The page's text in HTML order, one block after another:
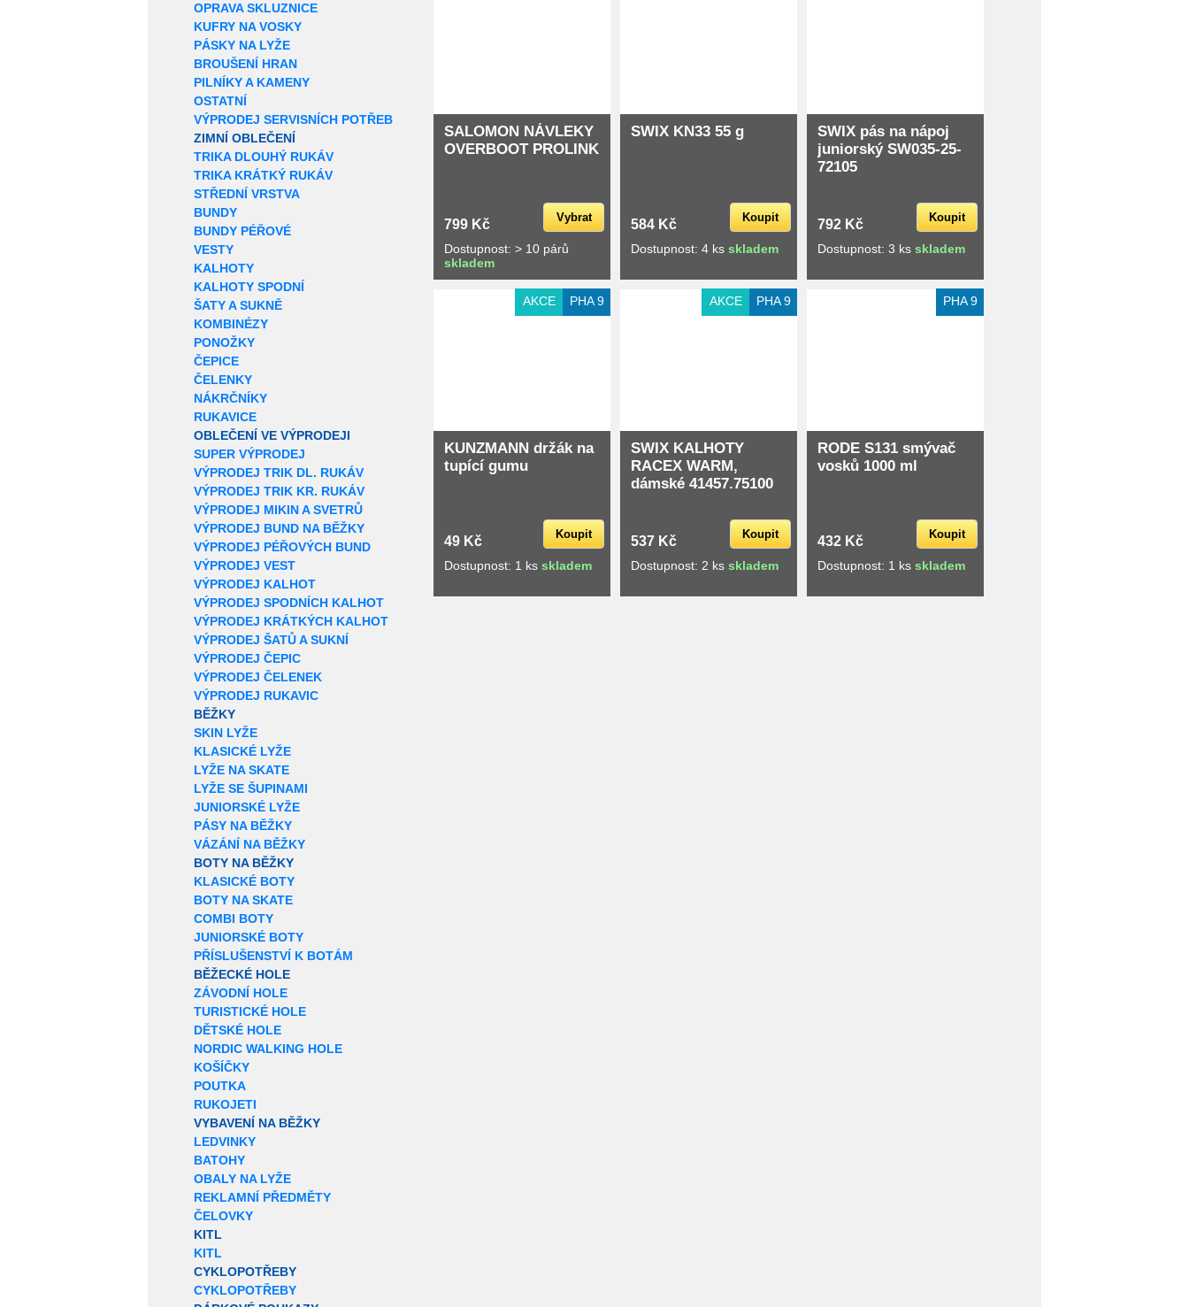
OPRAVA SKLUZNICE
KUFRY NA VOSKY
PÁSKY NA LYŽE
BROUŠENÍ HRAN
PILNÍKY A KAMENY
OSTATNÍ
VÝPRODEJ SERVISNÍCH POTŘEB
ZIMNÍ OBLEČENÍ
TRIKA DLOUHÝ RUKÁV
TRIKA KRÁTKÝ RUKÁV
STŘEDNÍ VRSTVA
BUNDY
BUNDY PÉŘOVÉ
VESTY
KALHOTY
KALHOTY SPODNÍ
ŠATY A SUKNĚ
KOMBINÉZY
PONOŽKY
ČEPICE
ČELENKY
NÁKRČNÍKY
RUKAVICE
OBLEČENÍ VE VÝPRODEJI
SUPER VÝPRODEJ
VÝPRODEJ TRIK DL. RUKÁV
VÝPRODEJ TRIK KR. RUKÁV
VÝPRODEJ MIKIN A SVETRŮ
VÝPRODEJ BUND NA BĚŽKY
VÝPRODEJ PÉŘOVÝCH BUND
VÝPRODEJ VEST
VÝPRODEJ KALHOT
VÝPRODEJ SPODNÍCH KALHOT
VÝPRODEJ KRÁTKÝCH KALHOT
VÝPRODEJ ŠATŮ A SUKNÍ
VÝPRODEJ ČEPIC
VÝPRODEJ ČELENEK
VÝPRODEJ RUKAVIC
BĚŽKY
SKIN LYŽE
KLASICKÉ LYŽE
LYŽE NA SKATE
LYŽE SE ŠUPINAMI
JUNIORSKÉ LYŽE
PÁSY NA BĚŽKY
VÁZÁNÍ NA BĚŽKY
BOTY NA BĚŽKY
KLASICKÉ BOTY
BOTY NA SKATE
COMBI BOTY
JUNIORSKÉ BOTY
PŘÍSLUŠENSTVÍ K BOTÁM
BĚŽECKÉ HOLE
ZÁVODNÍ HOLE
TURISTICKÉ HOLE
DĚTSKÉ HOLE
NORDIC WALKING HOLE
KOŠÍČKY
POUTKA
RUKOJETI
VYBAVENÍ NA BĚŽKY
LEDVINKY
BATOHY
OBALY NA LYŽE
REKLAMNÍ PŘEDMĚTY
ČELOVKY
KITL
KITL
CYKLOPOTŘEBY
CYKLOPOTŘEBY
SALOMON NÁVLEKY
OVERBOOT PROLINK
799 Kč Vybrat
Dostupnost: > 10 párů
skladem
SWIX KN33 55 g
584 Kč Koupit
Dostupnost: 4 ks skladem
SWIX pás na nápoj
juniorský SW035-25-
72105
792 Kč Koupit
Dostupnost: 3 ks skladem
AKCE PHA 9
KUNZMANN držák na
tupící gumu
49 Kč Koupit
Dostupnost: 1 ks skladem
AKCE PHA 9
SWIX KALHOTY
RACEX WARM,
dámské 41457.75100
537 Kč Koupit
Dostupnost: 2 ks skladem
Extra slevy pro registrované
PHA 9
RODE S131 smývač
vosků 1000 ml
432 Kč Koupit
Dostupnost: 1 ks skladem